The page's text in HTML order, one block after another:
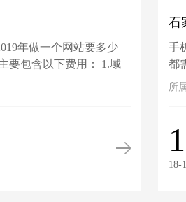
年做一个网站要多少
要包含以下费用： 1.域
名和空间大概在几百上
石
手
都
应
所
18-